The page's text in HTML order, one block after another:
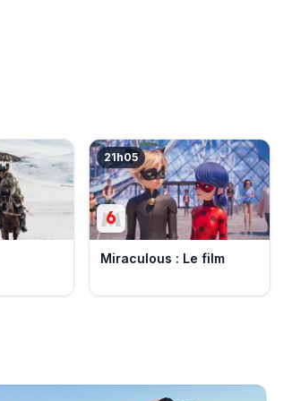
21h05
Miraculous : Le film